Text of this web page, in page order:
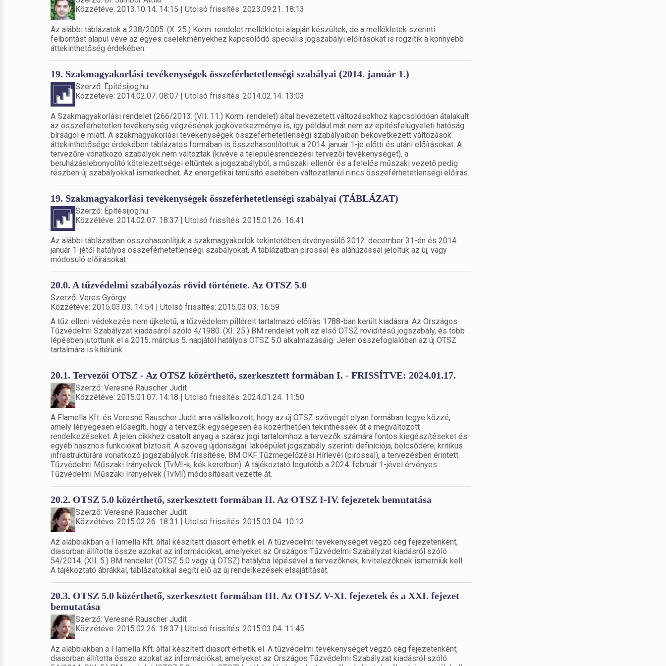
Közzétéve: 2013.10.14. 14:15 | Utolsó frissítés: 2023.09.21. 18:13
Az alábbi táblázatok a 238/2005. (X. 25.) Korm. rendelet mellékletei alapján készültek, de a mellékletek szerinti
felbontást alapul véve az egyes cselekményekhez kapcsolódó speciális jogszabályi előírásokat is rögzítik a könnyebb
áttekinthetőség érdekében.
19. Szakmagyakorlási tevékenységek összeférhetetlenségi szabályai (2014. január 1.)
Szerző: Építésijog.hu
Közzétéve: 2014.02.07. 08:07 | Utolsó frissítés: 2014.02.14. 13:03
A Szakmagyakorlási rendelet (266/2013. (VII. 11.) Korm. rendelet) által bevezetett változásokhoz kapcsolódóan átalakult
az összeférhetetlen tevékenység végzésének jogkövetkezménye is, így például már nem az építésfelügyeleti hatóság
bírságol e miatt. A szakmagyakorlási tevékenységek összeférhetetlenségi szabályaiban bekövetkezett változások
áttekinthetősége érdekében táblázatos formában is összehasonlítottuk a 2014. január 1-je előtti és utáni előírásokat. A
tervezőre vonatkozó szabályok nem változtak (kivéve a településrendezési tervezői tevékenységet), a
beruházáslebonyolító kötelezettségei eltűntek a jogszabályból, a műszaki ellenőr és a felelős műszaki vezető pedig
részben új szabályokkal ismerkedhet. Az energetikai tanúsító esetében változatlanul nincs összeférhetetlenségi előírás.
19. Szakmagyakorlási tevékenységek összeférhetetlenségi szabályai (TÁBLÁZAT)
Szerző: Építésijog.hu
Közzétéve: 2014.02.07. 18:37 | Utolsó frissítés: 2015.01.26. 16:41
Az alábbi táblázatban összehasonlítjuk a szakmagyakorlók tekintetében érvényesülő 2012. december 31-én és 2014.
január 1-jétől hatályos összeférhetetlenségi szabályokat. A táblázatban pirossal és aláhúzással jelöltük az új, vagy
módosuló előírásokat.
20.0. A tűzvédelmi szabályozás rövid története. Az OTSZ 5.0
Szerző: Veres György
Közzétéve: 2015.03.03. 14:54 | Utolsó frissítés: 2015.03.03. 16:59
A tűz elleni védekezés nem újkeletű, a tűzvédelem pilléreit tartalmazó előírás 1788-ban került kiadásra. Az Országos
Tűzvédelmi Szabályzat kiadásáról szóló 4/1980. (XI. 25.) BM rendelet volt az első OTSZ rövidítésű jogszabály, és több
lépésben jutottunk el a 2015. március 5. napjától hatályos OTSZ 5.0 alkalmazásáig. Jelen összefoglalóban az új OTSZ
tartalmára is kitérünk.
20.1. Tervezői OTSZ - Az OTSZ közérthető, szerkesztett formában I. - FRISSÍTVE: 2024.01.17.
Szerző: Veresné Rauscher Judit
Közzétéve: 2015.01.07. 14:18 | Utolsó frissítés: 2024.01.24. 11:50
A Flamella Kft. és Veresné Rauscher Judit arra vállalkozott, hogy az új OTSZ szövegét olyan formában tegye közzé,
amely lényegesen elősegíti, hogy a tervezők egységesen és közérthetően tekinthessék át a megváltozott
rendelkezéseket. A jelen cikkhez csatolt anyag a száraz jogi tartalomhoz a tervezők számára fontos kiegészítéseket és
egyéb hasznos funkciókat biztosít. A szöveg újdonságai: lakóépület jogszabály szerinti definíciója, bölcsődére, kritikus
infrastruktúrára vonatkozó jogszabályok frissítése, BM OKF Tűzmegelőzési Hírlevél (pirossal), a tervezésben érintett
Tűzvédelmi Műszaki Irányelvek (TvMI-k, kék keretben). A tájékoztató legutóbb a 2024. február 1-jével érvényes
Tűzvédelmi Műszaki Irányelvek (TvMI) módosításait vezette át.
20.2. OTSZ 5.0 közérthető, szerkesztett formában II. Az OTSZ I-IV. fejezetek bemutatása
Szerző: Veresné Rauscher Judit
Közzétéve: 2015.02.26. 18:31 | Utolsó frissítés: 2015.03.04. 10:12
Az alábbiakban a Flamella Kft. által készített diasort érhetik el. A tűzvédelmi tevékenységet végző cég fejezetenként,
diasorban állította össze azokat az információkat, amelyeket az Országos Tűzvédelmi Szabályzat kiadásról szóló
54/2014. (XII. 5.) BM rendelet (OTSZ 5.0 vagy új OTSZ) hatályba lépésével a tervezőknek, kivitelezőknek ismerniük kell.
A tájékoztató ábrákkal, táblázatokkal segíti elő az új rendelkezések elsajátítását.
20.3. OTSZ 5.0 közérthető, szerkesztett formában III. Az OTSZ V-XI. fejezetek és a XXI. fejezet
bemutatása
Szerző: Veresné Rauscher Judit
Közzétéve: 2015.02.26. 18:37 | Utolsó frissítés: 2015.03.04. 11:45
Az alábbiakban a Flamella Kft. által készített diasort érhetik el. A tűzvédelmi tevékenységet végző cég fejezetenként,
diasorban állította össze azokat az információkat, amelyeket az Országos Tűzvédelmi Szabályzat kiadásról szóló